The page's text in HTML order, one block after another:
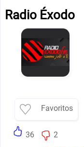
Radio Éxodo
Favoritos
36 2